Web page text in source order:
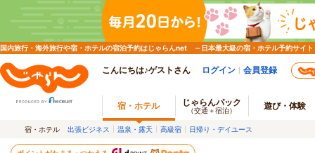
国内旅行・海外旅行や宿・ホテルの宿泊予約はじゃらんnet ～日本最大級の宿・ホテル予約サイト
こんにちは♪ゲストさん ログイン 会員登録
宿・ホテル じゃらんパック
（交通＋宿泊） 遊び・体験
宿・ホテル 出張ビジネス 温泉・露天 高級宿 日帰り・デイユース